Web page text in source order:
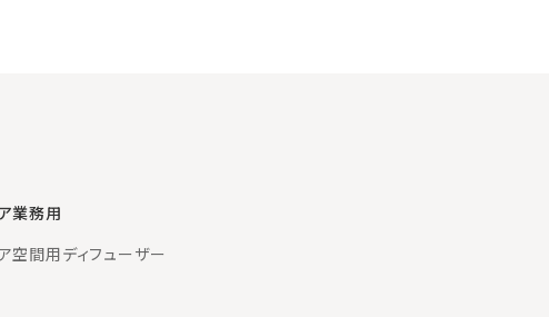
業務用
空間用ディフューザー